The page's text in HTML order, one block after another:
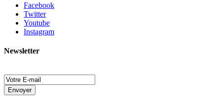
Facebook
Twitter
Youtube
Instagram
Newsletter
Envoyer